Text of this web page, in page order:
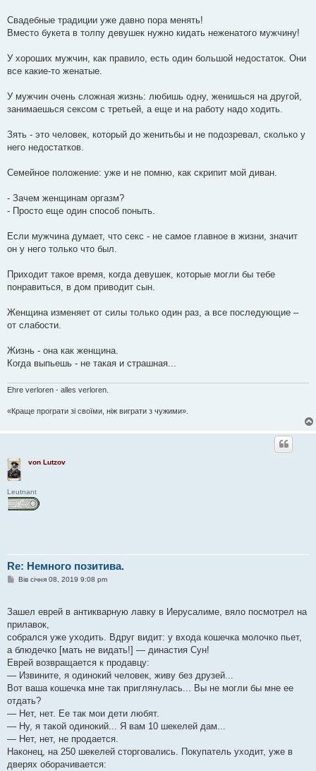
Свадебные традиции уже давно пора менять!
Вместо букета в толпу девушек нужно кидать неженатого мужчину!
У хороших мужчин, как правило, есть один большой недостаток. Они
все какие-то женатые.
У мужчин очень сложная жизнь: любишь одну, женишься на другой,
занимаешься cекcом с третьей, а еще и на работу надо ходить.
Зять - это человек, который до женитьбы и не подозревал, сколько у
него недостатков.
Семейное положение: уже и не помню, как скрипит мой диван.
- Зачем женщинам оргазм?
- Просто еще один способ поныть.
Если мужчина думает, что секс - не самое главное в жизни, значит
он у него только что был.
Приходит такое время, когда девушек, которые могли бы тебе
понравиться, в дом приводит сын.
Женщина изменяет от силы только один раз, а все последующие –
от слабости.
Жизнь - она как женщина.
Когда выпьешь - не такая и страшная...
Ehre verloren - alles verloren.
«Краще програти зі своїми, ніж виграти з чужими».
von Lutzov
Leutnant
Re: Немного позитива.
П
д
о
м
л
е
н
н
Вів січня 08, 2019 9:08 pm
Зашел еврей в антикварную лавку в Иерусалиме, вяло посмотрел на
прилавок,
собрался уже уходить. Вдруг видит: у входа кошечка молочко пьет,
а блюдечко [мать не видать!] — династия Сун!
Еврей возвращается к продавцу:
— Извините, я одинокий человек, живу без друзей...
Вот ваша кошечка мне так приглянулась... Вы не могли бы мне ее
отдать?
— Нет, нет. Ее так мои дети любят.
— Ну, я такой одинокий... Я вам 10 шекелей дам...
— Нет, нет, не продается.
Наконец, на 250 шекелей сторговались. Покупатель уходит, уже в
дверях оборачивается: